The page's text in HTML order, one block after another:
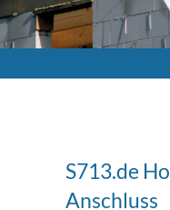
S713.de
Anschluss